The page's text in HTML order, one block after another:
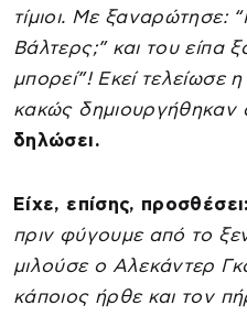
τίμιοι. Με ξαναρώτησε:
Βάλτερς;” και του είπα
μπορεί”! Εκεί
κακώς δημιουργήθηκαν
δηλώσει.
Είχε, επίσης, προσθέσει:
πριν φύγουμε από το
μιλούσε ο Αλεκάντερ
κάποιος ήρθε και τον